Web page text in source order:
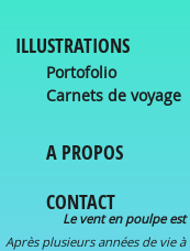
ILLUSTRATIONS
Portofolio
Carnets de voyage
A PROPOS
CONTACT
Le vent en poulpe
Après plusieurs années de vie